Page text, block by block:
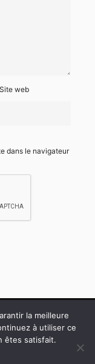
Site web
dans le navigateur
built by
la meilleure
à utiliser ce
êtes satisfait.